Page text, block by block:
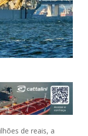
de reais, a